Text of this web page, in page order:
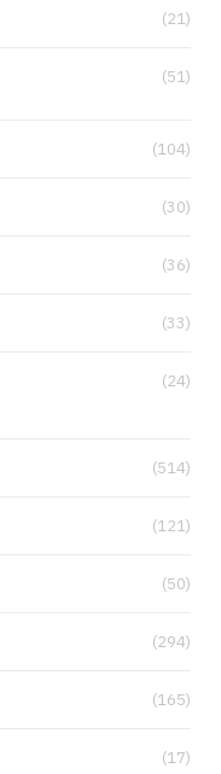
(21)
(51)
(104)
(30)
(36)
(33)
(24)
(514)
(121)
(50)
(294)
(165)
(17)